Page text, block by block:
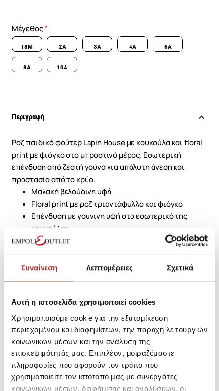
Συναίνεση Λεπτομέρειες Σχετικά
Αυτή η ιστοσελίδα χρησιμοποιεί cookies
Χρησιμοποιούμε cookie για την εξατομίκευση
περιεχομένου και διαφημίσεων, την παροχή λειτουργιών
κοινωνικών μέσων και την ανάλυση της
επισκεψιμότητάς μας. Επιπλέον, μοιραζόμαστε
πληροφορίες που αφορούν τον τρόπο που
χρησιμοποιείτε τον ιστότοπό μας με συνεργάτες
κοινωνικών μέσων, διαφήμισης και αναλύσεων, οι
Μέγεθος
18M 2A 3A 4A 6A
8A 10A
Περιγραφή
Ροζ παιδικό φούτερ Lapin House με κουκούλα και floral
print με φιόγκο στο μπροστινό μέρος. Εσωτερική
επένδυση από ζεστή γούνα για απόλυτη άνεση και
προστασία από το κρύο.
Μαλακή βελούδινη υφή
Floral print με ροζ τριαντάφυλλο και φιόγκο
Επένδυση με γούνινη υφή στο εσωτερικό της
κουκούλας
Άνετη γραμμή και rib τελειώματα
Ιδανικό για casual και stylish εμφανίσεις
Μεγεθολόγιο
Κωδικός Κατασκευαστή: 252E3235
Σύνθεση
Αποστολές Προϊόντων